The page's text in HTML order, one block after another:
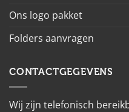
Ons logo pakket
Folders aanvragen
CONTACTGEGEVENS
Wij zijn telefonisch